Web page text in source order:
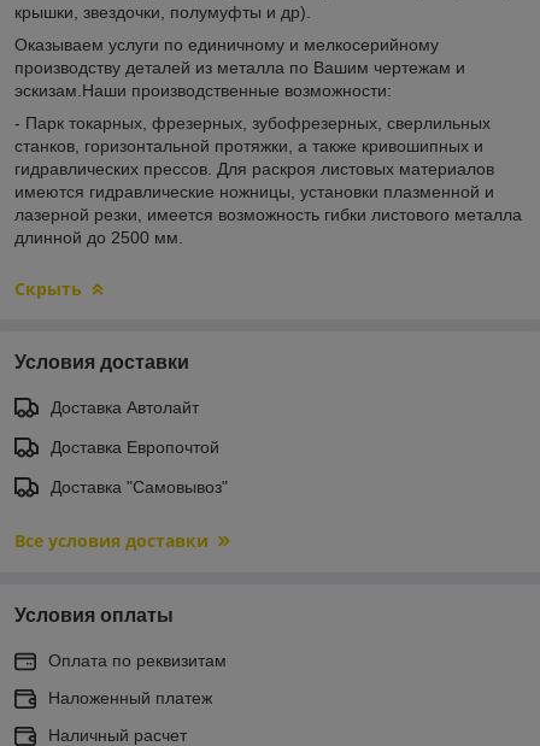
крышки, звездочки, полумуфты и др).
Оказываем услуги по единичному и мелкосерийному
производству деталей из металла по Вашим чертежам и
эскизам.Наши производственные возможности:
- Парк токарных, фрезерных, зубофрезерных, сверлильных
станков, горизонтальной протяжки, а также кривошипных и
гидравлических прессов. Для раскроя листовых материалов
имеются гидравлические ножницы, установки плазменной и
лазерной резки, имеется возможность гибки листового металла
длинной до 2500 мм.
Скрыть
Условия доставки
Доставка Автолайт
Доставка Европочтой
Доставка "Самовывоз"
Все условия доставки
Условия оплаты
Оплата по реквизитам
Наложенный платеж
Наличный расчет